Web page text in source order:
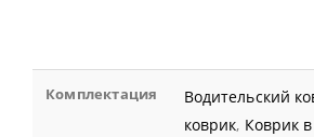
Комплектация Водительский
коврик, Коврик